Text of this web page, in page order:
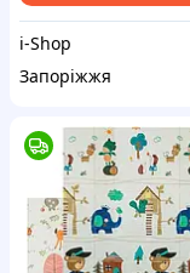
i-Shop
Запоріжжя